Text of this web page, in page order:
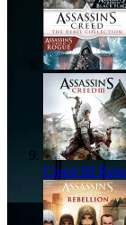
Creed III